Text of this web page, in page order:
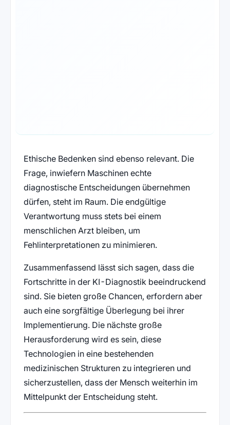
Ethische Bedenken sind ebenso relevant. Die
Frage, inwiefern Maschinen echte
diagnostische Entscheidungen übernehmen
dürfen, steht im Raum. Die endgültige
Verantwortung muss stets bei einem
menschlichen Arzt bleiben, um
Fehlinterpretationen zu minimieren.
Zusammenfassend lässt sich sagen, dass die
Fortschritte in der KI-Diagnostik beeindruckend
sind. Sie bieten große Chancen, erfordern aber
auch eine sorgfältige Überlegung bei ihrer
Implementierung. Die nächste große
Herausforderung wird es sein, diese
Technologien in eine bestehenden
medizinischen Strukturen zu integrieren und
sicherzustellen, dass der Mensch weiterhin im
Mittelpunkt der Entscheidung steht.